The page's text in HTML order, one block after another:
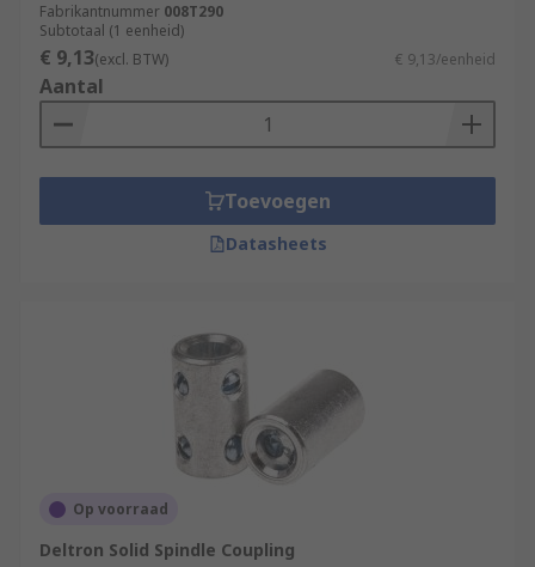
Fabrikantnummer 008T290
Subtotaal (1 eenheid)
€ 9,13(excl. BTW) € 9,13/eenheid
Aantal
Toevoegen
Datasheets
Op voorraad
Deltron Solid Spindle Coupling